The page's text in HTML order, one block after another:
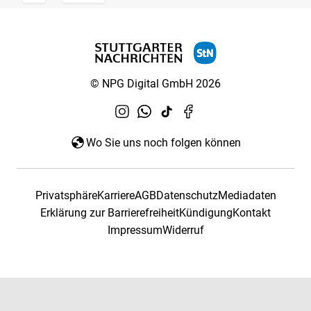
© NPG Digital GmbH 2026
Wo Sie uns noch folgen können
PrivatsphäreKarriereAGBDatenschutzMediadaten
Erklärung zur BarrierefreiheitKündigungKontakt
ImpressumWiderruf